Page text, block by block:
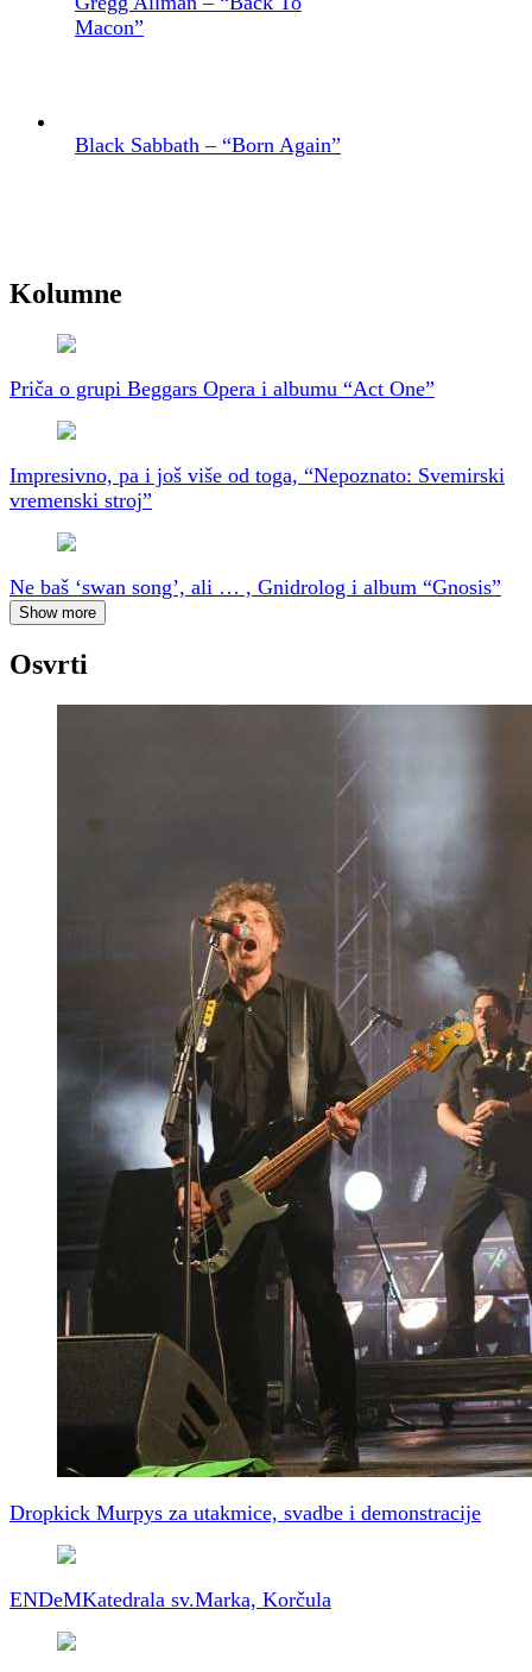
Macon”
Black Sabbath – “Born Again”
Kolumne
Priča o grupi Beggars Opera i albumu “Act One”
Impresivno, pa i još više od toga, “Nepoznato: Svemirski
vremenski stroj”
Ne baš ‘swan song’, ali … , Gnidrolog i album “Gnosis”
Show more
Osvrti
Dropkick Murpys za utakmice, svadbe i demonstracije
ENDeMKatedrala sv.Marka, Korčula